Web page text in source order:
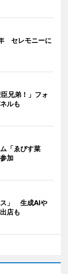
セレモニーに
兄弟！」フォ
ルも
「ゑびす菜
加
ス」 生成AIや
店も